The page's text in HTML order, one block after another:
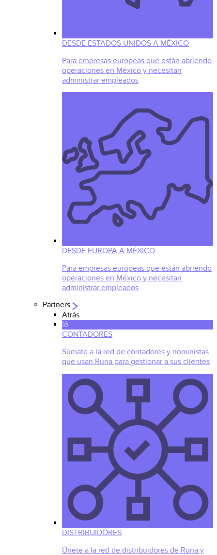
DESDE ESTADOS UNIDOS A MÉXICO
Para empresas europeas que están abriendo
operaciones en México y necesitan
administrar empleados
DESDE EUROPA A MÉXICO
Para empresas europeas que están abriendo
operaciones en México y necesitan
administrar empleados
Partners
Atrás
CONTADORES
Súmate a la red de contadores y noministas
que usan Runa para gestionar a sus clientes
DISTRIBUIDORES
Únete a la red de distribuidores de Runa y